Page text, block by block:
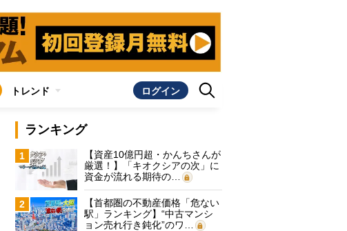
トレンド ログイン
ランキング
1
【資産10億円超・かんちさんが
厳選！】「キオクシアの次」に
資金が流れる期待の…
2
【首都圏の不動産価格「危ない
駅」ランキング】“中古マンシ
ョン売れ行き鈍化”のワ…